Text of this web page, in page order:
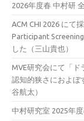
2026年度春 中村研
ACM CHI 2026 にて
Participant
した（三山貴也）
MVE研究会にて「
認知的狭さにおよぼ
谷航太）
中村研究室 2025年